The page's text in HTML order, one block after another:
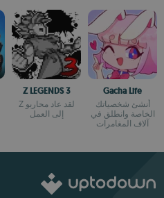
Gacha Life
أنشئ شخصياتك
الخاصة وانطلق في
آلاف المغامرات
Z LEGENDS 3
لقد عاد محاربو Z
إلى العمل